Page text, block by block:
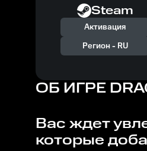
Steam
Активация
Регион - RU
ОБ ИГРЕ
Вас ждет увлекательное путешествие вместе с 12 новыми игровыми персонажами,
которые